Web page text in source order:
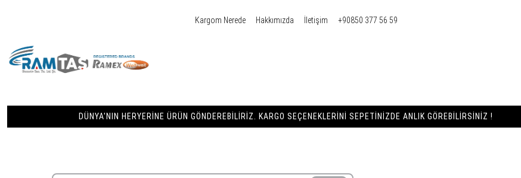
Kargom Nerede Hakkımızda İletişim +90850 377 56 59
DÜNYA'NIN HERYERINE ÜRÜN GÖNDEREBILIRIZ. KARGO SEÇENEKLERINI SEPETINIZDE ANLIK GÖREBILIRSINIZ !